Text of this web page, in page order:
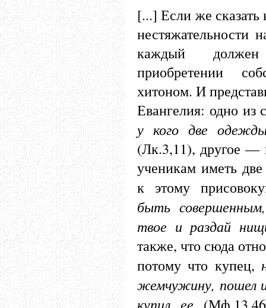
[...] Если же сказать
нестяжательности
каждый
приобретении
хитоном. И
Евангелия: одно из
у кого две
(Лк.3,11), другое —
ученикам иметь
к этому
быть
твое и раздай
также, что сюда
потому что купец,
жемчужину, пошел